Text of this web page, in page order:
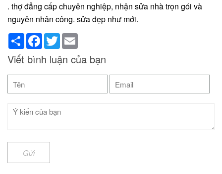
. thợ đẳng cấp chuyên nghiệp, nhận sửa nhà trọn gói và
nguyên nhân công. sửa đẹp như mới.
ShareFacebook
Twitter
Viết bình luận của bạn
Gửi